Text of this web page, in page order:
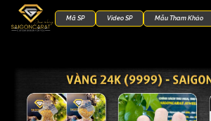
Mã SP Video SP Mẫu Tham Khảo